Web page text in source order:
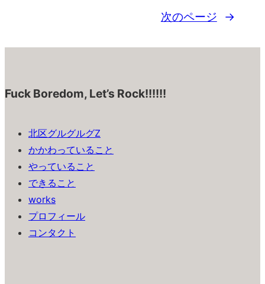
次のページ →
Fuck Boredom, Let’s Rock!!!!!!
北区グルグルグZ
かかわっていること
やっていること
できること
works
プロフィール
コンタクト